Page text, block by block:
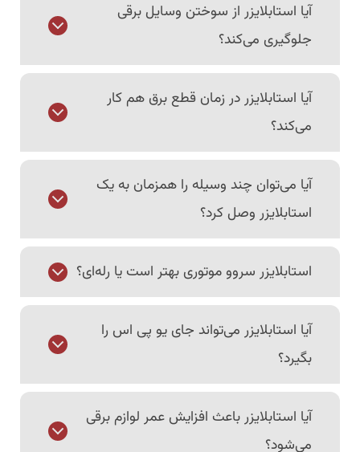
آیا استابلایزر از سوختن وسایل برقی
جلوگیری می‌کند؟
آیا استابلایزر در زمان قطع برق هم کار
می‌کند؟
آیا می‌توان چند وسیله را همزمان به یک
استابلایزر وصل کرد؟
استابلایزر سروو موتوری بهتر است یا رله‌ای؟
آیا استابلایزر می‌تواند جای یو پی اس را
بگیرد؟
آیا استابلایزر باعث افزایش عمر لوازم برقی
می‌شود؟